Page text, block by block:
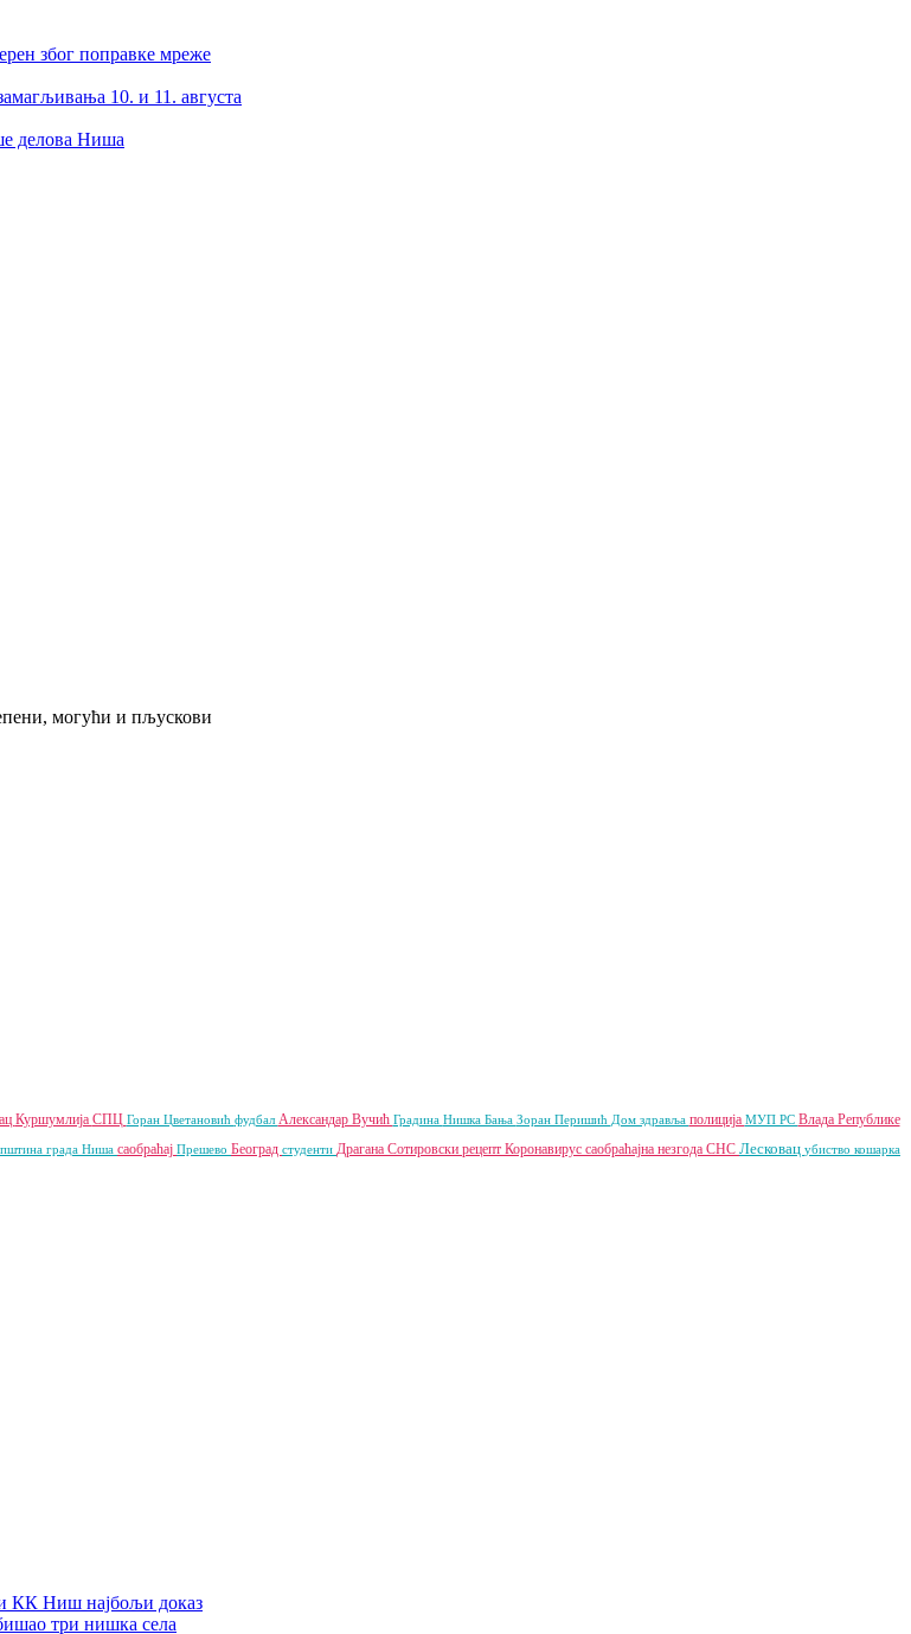
Куршумлија СПЦ Горан Цветановић фудбал Александар Вучић Градина Нишка Бања Зоран Перишић Дом здравља полиција МУП РС Влада Републике
града Ниша саобраћај Прешево Београд студенти Драгана Сотировски рецепт Коронавирус саобраћајна незгода СНС Лесковац убиство кошарка
и КК Ниш најбољи доказ
три нишка села